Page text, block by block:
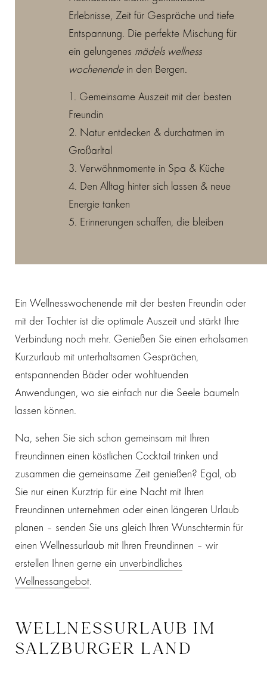
Erlebnisse, Zeit für Gespräche und tiefe
Entspannung. Die perfekte Mischung für
ein gelungenes mädels wellness
wochenendein den Bergen.
1. Gemeinsame Auszeit mit der besten
Freundin
2. Natur entdecken & durchatmen im
Großarltal
3. Verwöhnmomente in Spa & Küche
4. Den Alltag hinter sich lassen & neue
Energie tanken
5. Erinnerungen schaffen, die bleiben
Ein Wellnesswochenende mit der besten Freundin oder
mit der Tochter ist die optimale Auszeit und stärkt Ihre
Verbindung noch mehr. Genießen Sie einen erholsamen
Kurzurlaub mit unterhaltsamen Gesprächen,
entspannenden Bäder oder wohltuenden
Anwendungen, wo sie einfach nur die Seele baumeln
lassen können.
Na, sehen Sie sich schon gemeinsam mit Ihren
Freundinnen einen köstlichen Cocktail trinken und
zusammen die gemeinsame Zeit genießen? Egal, ob
Sie nur einen Kurztrip für eine Nacht mit Ihren
Freundinnen unternehmen oder einen längeren Urlaub
planen – senden Sie uns gleich Ihren Wunschtermin für
einen Wellnessurlaub mit Ihren Freundinnen – wir
erstellen Ihnen gerne ein unverbindliches
Wellnessangebot.
WELLNESSURLAUB IM
SALZBURGER LAND